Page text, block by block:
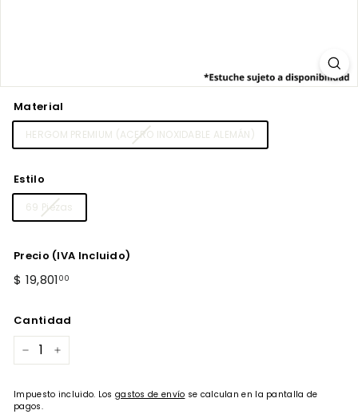
Material
HERGOM PREMIUM (ACERO INOXIDABLE ALEMÁN)
Estilo
69 Piezas
Precio (IVA Incluido)
Precio
$ 19,801 00
Cantidad
+
Impuesto incluido. Los gastos de envío se calculan en la pantalla de
pagos.